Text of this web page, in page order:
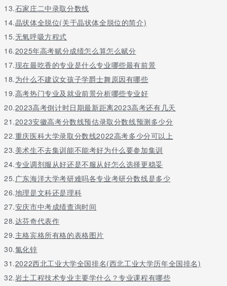
13.石家庄二中录取分数线
14.晶状体全脱位(关于晶状体全脱位的简介)
15.无氧呼吸方程式
16.2025年高考赋分成绩怎么算怎么赋分
17.现在最吃香的专业是什么专业哪些最有前景
18.为什么不建议女孩子学爵士舞原因有哪些
19.高考热门专业及就业前景分析哪些专业好
20.2023高考倒计时日期最新距离2023高考还有几天
21.2023安徽高考分数线预估录取分数线预测多少分
22.重庆医科大学录取分数线2022高考多少分可以上
23.美术生不去集训能不能考好为什么要参加集训
24.专业调剂服从好还是不服从好怎么选择更稳妥
25.广东海洋大学考研难吗各专业考研分数线是多少
26.地理是文科还是理科
27.安庆市中考成绩查询时间
28.达芬奇代表作
29.主格宾格所有格的表格图片
30.氯化锌
31.2022西北工业大学全国排名(西北工业大学历年全国排名)
32.岩土工程技术专业主要学什么？专业课程有哪些